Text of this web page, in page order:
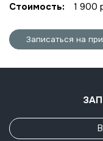
Стоимость: 1 900
Записаться на